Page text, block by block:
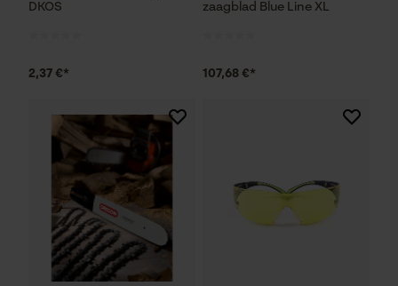
DKOS
2,37 €*
zaagblad Blue Line XL
107,68 €*